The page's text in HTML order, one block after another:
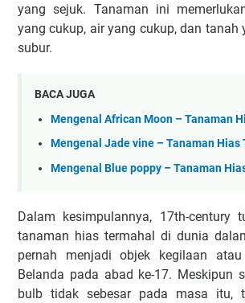
yang sejuk. Tanaman ini
yang cukup, air yang cukup, dan tanah
subur.
BACA JUGA
Mengenal African Moon – Tanaman
Mengenal Jade vine – Tanaman Hias
Mengenal Blue poppy – Tanaman
Dalam kesimpulannya, 17th-century
tanaman hias termahal di dunia
pernah menjadi objek kegilaan
Belanda pada abad ke-17. Meskipun
bulb tidak sebesar pada masa itu,